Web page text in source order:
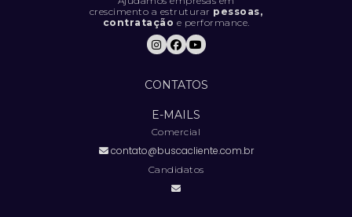
CONTRATANDO DA FORMA ERRADA (E
COMO RESOLVER).
NÃO DEVE FAZER EM UMA ENTREVISTA DE
crescimento a estruturar pessoas,
contratação e performance.
CONTATOS
E-MAILS
Comercial
contato@buscacliente.com.br
Candidatos